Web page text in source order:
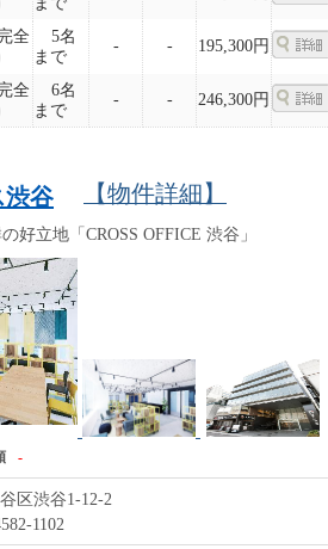
全
5名
まで
- - 195,300円
全
6名
まで
- - 246,300円
渋谷 【物件詳細】
立地「CROSS OFFICE 渋谷」
-
区渋谷1-12-2
1102